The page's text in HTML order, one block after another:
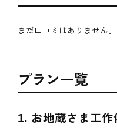
まだ口コミはありません。
プラン一覧
1. お地蔵さま工作